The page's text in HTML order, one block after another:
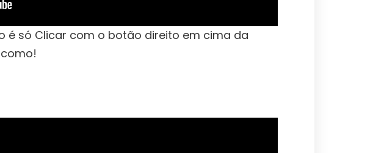
é só Clicar com o botão direito em cima da